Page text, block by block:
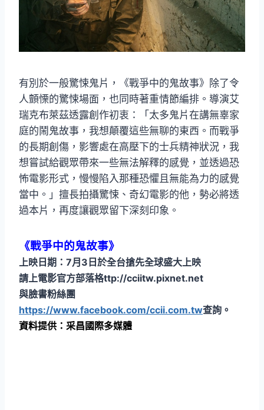
有別於一般驚悚鬼片，《戰爭中的鬼故事》除了令
人顫慄的驚悚場面，也同時著重情節編排。導演艾
瑞克布萊茲透露創作初衷：「太多鬼片在講無辜家
庭的鬧鬼故事，我想顛覆這些無聊的東西。而戰爭
的長期創傷，影響處在高壓下的士兵精神狀況，我
想嘗試給觀眾帶來一些無法解釋的感覺，並透過恐
怖電影形式，慢慢陷入那種恐懼且無能為力的感覺
當中。」擅長拍攝驚悚、奇幻電影的他，勢必將透
過本片，再度讓觀眾留下深刻印象。
《戰爭中的鬼故事》
上映日期：7月3日於全台搶先全球盛大上映
請上電影官方部落格ttp://cciitw.pixnet.net
與臉書粉絲團
https://www.facebook.com/ccii.com.tw查詢。
資料提供：采昌國際多媒體